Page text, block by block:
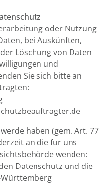
oder Nutzung
bei Auskünften,
Löschung von Daten
und
Sie sich bitte an
haben (gem. Art. 77
an die für uns
wenden:
Datenschutz und die